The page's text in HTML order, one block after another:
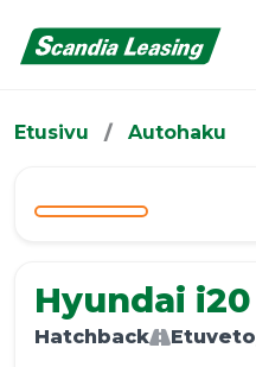
Etusivu / Autohaku
Hyundai i20
Hatchback Etuveto